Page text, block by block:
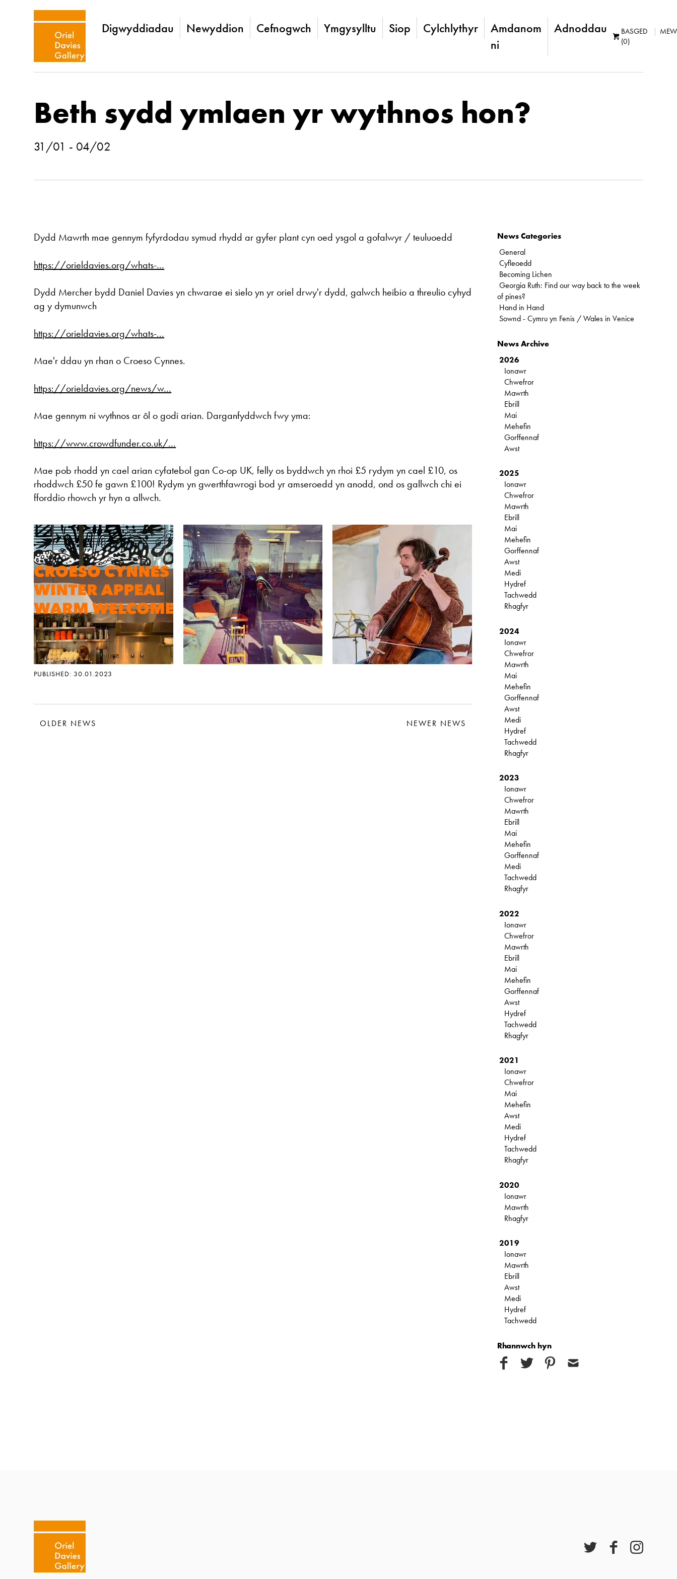
Digwyddiadau Newyddion Cefnogwch Ymgysylltu Siop Cylchlythyr
Amdanom
ni
Adnoddau
BASGED
(0)
Beth sydd ymlaen yr wythnos hon?
31/01 - 04/02
Dydd Mawrth mae gennym fyfyrdodau symud rhydd ar gyfer plant cyn oed ysgol a gofalwyr / teuluoedd
https://orieldavies.org/whats-...
Dydd Mercher bydd Daniel Davies yn chwarae ei sielo yn yr oriel drwy'r dydd, galwch heibio a threulio cyhyd
ag y dymunwch
https://orieldavies.org/whats-...
Mae'r ddau yn rhan o Croeso Cynnes.
https://orieldavies.org/news/w...
Mae gennym ni wythnos ar ôl o godi arian. Darganfyddwch fwy yma:
https://www.crowdfunder.co.uk/...
Mae pob rhodd yn cael arian cyfatebol gan Co-op UK, felly os byddwch yn rhoi £5 rydym yn cael £10, os
rhoddwch £50 fe gawn £100! Rydym yn gwerthfawrogi bod yr amseroedd yn anodd, ond os gallwch chi ei
fforddio rhowch yr hyn a allwch.
PUBLISHED: 30.01.2023
OLDER NEWS NEWER NEWS
News Categories
General
Cyfleoedd
Becoming Lichen
Georgia Ruth: Find our way back to the week
of pines?
Hand in Hand
Sownd - Cymru yn Fenis / Wales in Venice
News Archive
2026
Ionawr
Chwefror
Mawrth
Ebrill
Mai
Mehefin
Gorffennaf
Awst
2025
Ionawr
Chwefror
Mawrth
Ebrill
Mai
Mehefin
Gorffennaf
Awst
Medi
Hydref
Tachwedd
Rhagfyr
2024
Ionawr
Chwefror
Mawrth
Mai
Mehefin
Gorffennaf
Awst
Medi
Hydref
Tachwedd
Rhagfyr
2023
Ionawr
Chwefror
Mawrth
Ebrill
Mai
Mehefin
Gorffennaf
Medi
Tachwedd
Rhagfyr
2022
Ionawr
Chwefror
Mawrth
Ebrill
Mai
Mehefin
Gorffennaf
Awst
Hydref
Tachwedd
Rhagfyr
2021
Ionawr
Chwefror
Mai
Mehefin
Awst
Medi
Hydref
Tachwedd
Rhagfyr
2020
Ionawr
Mawrth
Rhagfyr
2019
Ionawr
Mawrth
Ebrill
Awst
Medi
Hydref
Tachwedd
Rhannwch hyn